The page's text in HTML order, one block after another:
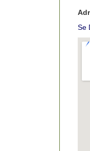
Se